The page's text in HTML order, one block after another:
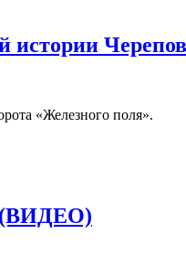
истории
«Железного поля».
(ВИДЕО)